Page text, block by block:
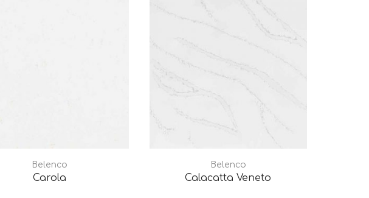
Belenco
Carola
Belenco
Calacatta Veneto